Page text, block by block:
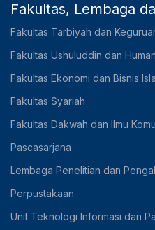
Fakultas, Lembaga
Fakultas Tarbiyah dan
Fakultas Ushuluddin dan
Fakultas Ekonomi dan Bisnis
Fakultas Syariah
Fakultas Dakwah dan Ilmu
Pascasarjana
Lembaga Penelitian dan
Perpustakaan
Unit Teknologi Informasi dan